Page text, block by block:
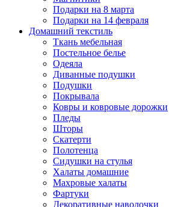
Подарки на 8 марта
Подарки на 14 февраля
Домашний текстиль
Ткань мебельная
Постельное белье
Одеяла
Диванные подушки
Подушки
Покрывала
Ковры и ковровые дорожки
Пледы
Шторы
Скатерти
Полотенца
Сидушки на стулья
Халаты домашние
Махровые халаты
Фартуки
Декоративные наволочки